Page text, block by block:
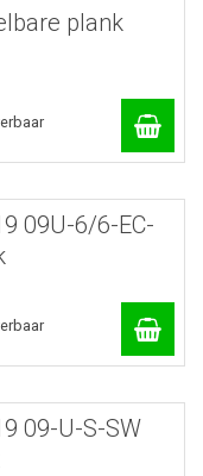
plank
09U-6/6-EC-
09-U-S-SW